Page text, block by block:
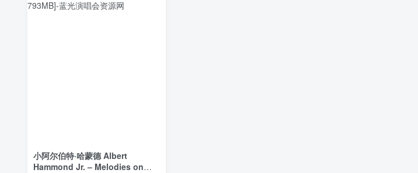
小阿尔伯特·哈蒙德 Albert
Hammond Jr. – Melodies on